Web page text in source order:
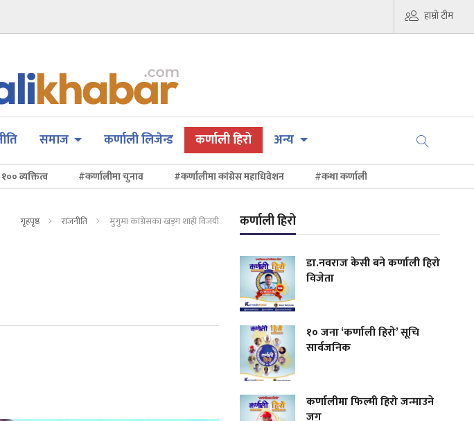
हाम्रो टीम
समाज कर्णाली लिजेन्ड कर्णाली हिरो अन्य
व्यक्तित्व #कर्णालीमा चुनाव #कर्णालीमा कांग्रेस महाधिवेशन #कथा कर्णाली
गृहपृष्ठ राजनीति मुगुमा कांग्रेसका खड्ग शाही विजयी कर्णाली हिरो
डा.नवराज केसी बने कर्णाली हिरो
विजेता
१० जना ‘कर्णाली हिरो’ सूचि
सार्वजनिक
कर्णालीमा फिल्मी हिरो जन्माउने
जग